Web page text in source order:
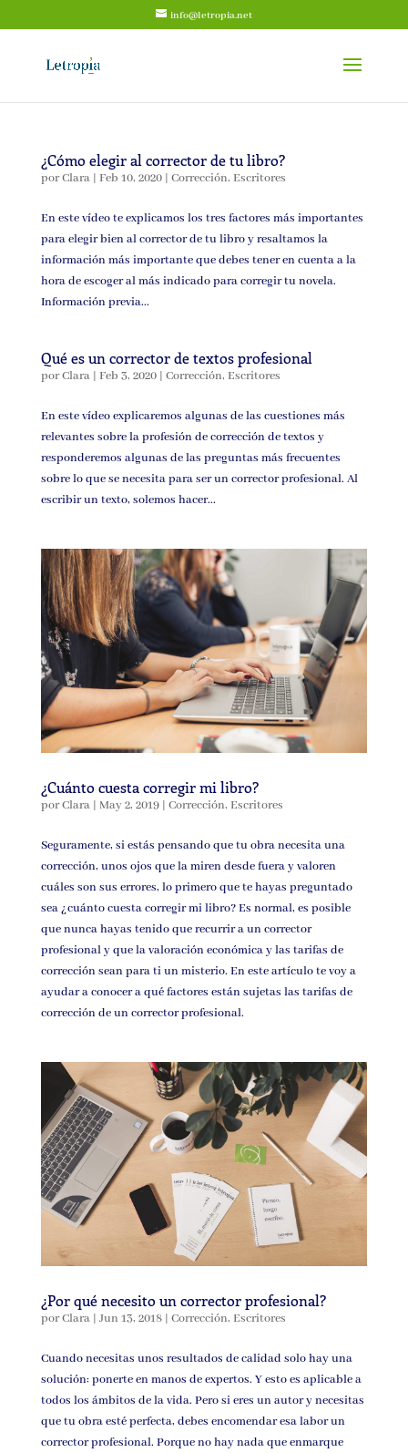
info@letropia.net
¿Cómo elegir al corrector de tu libro?
porClara| Feb 10, 2020| Corrección, Escritores
En este vídeo te explicamos los tres factores más importantes
para elegir bien al corrector de tu libro y resaltamos la
información más importante que debes tener en cuenta a la
hora de escoger al más indicado para corregir tu novela.
Información previa...
Qué es un corrector de textos profesional
porClara| Feb 3, 2020| Corrección, Escritores
En este vídeo explicaremos algunas de las cuestiones más
relevantes sobre la profesión de corrección de textos y
responderemos algunas de las preguntas más frecuentes
sobre lo que se necesita para ser un corrector profesional. Al
escribir un texto, solemos hacer...
¿Cuánto cuesta corregir mi libro?
porClara| May 2, 2019| Corrección, Escritores
Seguramente, si estás pensando que tu obra necesita una
corrección, unos ojos que la miren desde fuera y valoren
cuáles son sus errores, lo primero que te hayas preguntado
sea ¿cuánto cuesta corregir mi libro? Es normal, es posible
que nunca hayas tenido que recurrir a un corrector
profesional y que la valoración económica y las tarifas de
corrección sean para ti un misterio. En este artículo te voy a
ayudar a conocer a qué factores están sujetas las tarifas de
corrección de un corrector profesional.
¿Por qué necesito un corrector profesional?
porClara| Jun 13, 2018| Corrección, Escritores
Cuando necesitas unos resultados de calidad solo hay una
solución: ponerte en manos de expertos. Y esto es aplicable a
todos los ámbitos de la vida. Pero si eres un autor y necesitas
que tu obra esté perfecta, debes encomendar esa labor un
corrector profesional. Porque no hay nada que enmarque